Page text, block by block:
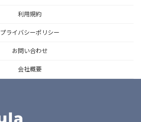
利用規約
プライバシーポリシー
お問い合わせ
会社概要